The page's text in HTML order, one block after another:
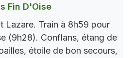
Fin D'Oise
Lazare. Train à 8h59 pour
(9h28). Conflans, étang de
étoile de bon secours,